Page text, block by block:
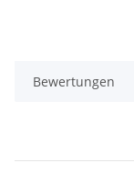
Bewertungen